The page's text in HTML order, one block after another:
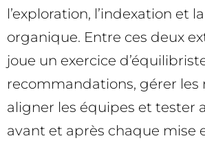
l’exploration, l’indexation et
organique. Entre ces deux
joue un exercice
recommandations, gérer les
aligner les équipes et tester
avant et après chaque mise